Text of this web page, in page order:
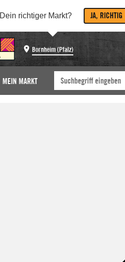
Dein richtiger Markt? JA, RICHTIG
Bornheim (Pfalz)
MEIN MARKT